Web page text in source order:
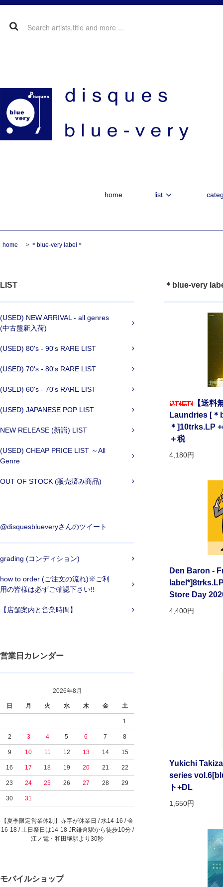
home list
home > ＊blue-very label＊
LIST
(USED) NEW ARRIVAL - all genres
(中古盤新入荷)
(USED) 80's - 90's RARE LIST
(USED) 70's - 80's RARE LIST
(USED) 60's - 70's RARE LIST
(USED) JAPANESE POP LIST
NEW RELEASE (新譜) LIST
(USED) CHEAP PRICE LIST ～All
Genre
OUT OF STOCK (販売済み商品)
@disquesblueveryさんのツイート
grading (コンディション)
how to order (ご注文の流れ)※ご利
用の皆様は必ずご確認下さい!!
【店舗案内と営業時間】
営業日カレンダー
2026年8月
日 月 火 水 木 金 土
1
2 3 4 5 6 7 8
9 10 11 12 13 14 15
16 17 18 19 20 21 22
23 24 25 26 27 28 29
30 31
【夏季限定営業体制】赤字が休業日 / 水14-16 / 金
16-18 / 土日祭日は14-18 JR鎌倉駅から徒歩10分 /
江ノ電・和田塚駅より30秒
モバイルショップ
＊blue-very
【送
Laundries [
＊]10trks.LP
＋税
4,180円
Den Baron -
Store Day
4,400円
Yukichi
series
ト+DL
1,650円